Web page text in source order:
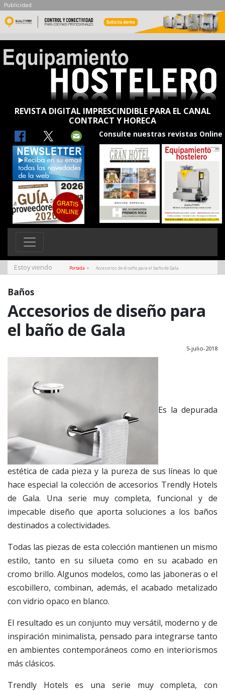
Publicidad
REVISTA DIGITAL IMPRESCINDIBLE PARA EL CANAL
CONTRACT Y HORECA
Consulte nuestras revistas Online
Estoy viendo Portada » Accesorios de diseño para el baño de Gala
Baños
Accesorios de diseño para
el baño de Gala
5-julio-2018
Es la depurada
estética de cada pieza y la pureza de sus líneas lo que
hace especial la colección de accesorios Trendly Hotels
de Gala. Una serie muy completa, funcional y de
impecable diseño que aporta soluciones a los baños
destinados a colectividades.
Todas las piezas de esta colección mantienen un mismo
estilo, tanto en su silueta como en su acabado en
cromo brillo. Algunos modelos, como las jaboneras o el
escobillero, combinan, además, el acabado metalizado
con vidrio opaco en blanco.
El resultado es un conjunto muy versátil, moderno y de
inspiración minimalista, pensado para integrarse tanto
en ambientes contemporáneos como en interiorismos
más clásicos.
Trendly Hotels es una serie muy completa, con